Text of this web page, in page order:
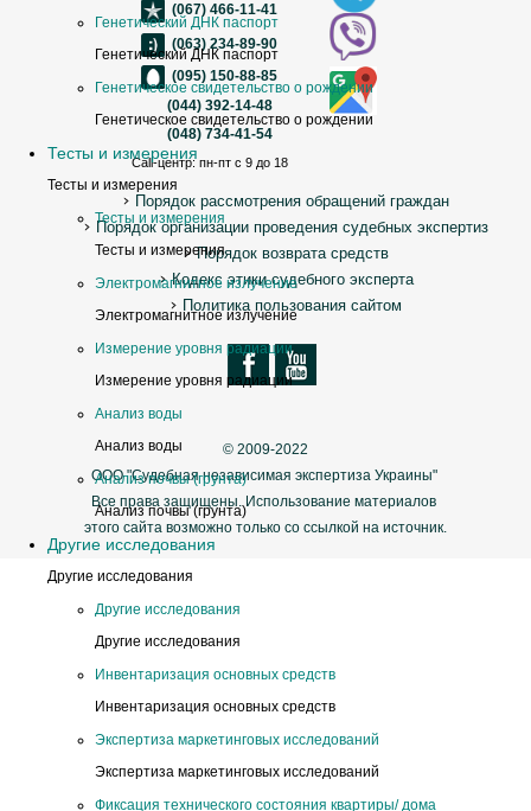
Генетический ДНК паспорт
Генетический ДНК паспорт
Генетическое свидетельство о рождении
Генетическое свидетельство о рождении
Тесты и измерения
Тесты и измерения
Тесты и измерения
Тесты и измерения
Электромагнитное излучение
Электромагнитное излучение
Измерение уровня радиации
Измерение уровня радиации
Анализ воды
Анализ воды
Анализ почвы (грунта)
Анализ почвы (грунта)
Другие исследования
Другие исследования
Другие исследования
Другие исследования
Инвентаризация основных средств
Инвентаризация основных средств
Экспертиза маркетинговых исследований
Экспертиза маркетинговых исследований
Фиксация технического состояния квартиры/ дома
(067) 466-11-41
(063) 234-89-90
(095) 150-88-85
(044) 392-14-48
(048) 734-41-54
Call-центр: пн-пт с 9 до 18
Порядок рассмотрения обращений граждан
Порядок организации проведения судебных экспертиз
Порядок возврата средств
Кодекс этики судебного эксперта
Политика пользования сайтом
© 2009-2022
ООО "Судебная независимая экспертиза Украины"
Все права защищены. Использование материалов
этого сайта возможно только со ссылкой на источник.